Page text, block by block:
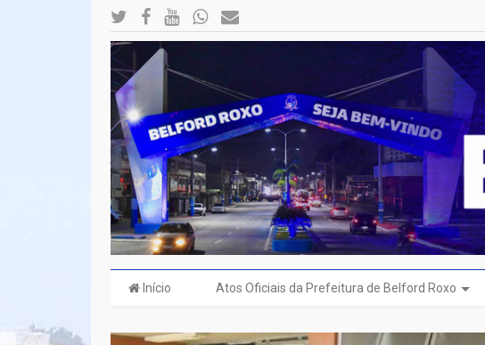
Início Atos Oficiais da Prefeitura de Belford Roxo